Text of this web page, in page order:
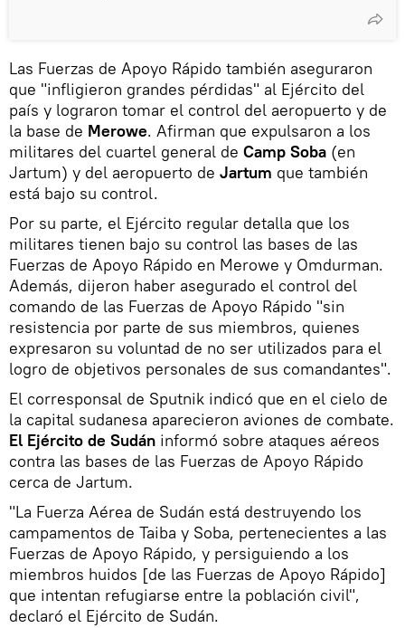
Las Fuerzas de Apoyo Rápido también aseguraron
que "infligieron grandes pérdidas" al Ejército del
país y lograron tomar el control del aeropuerto y de
la base de Merowe. Afirman que expulsaron a los
militares del cuartel general de Camp Soba (en
Jartum) y del aeropuerto de Jartum que también
está bajo su control.
Por su parte, el Ejército regular detalla que los
militares tienen bajo su control las bases de las
Fuerzas de Apoyo Rápido en Merowe y Omdurman.
Además, dijeron haber asegurado el control del
comando de las Fuerzas de Apoyo Rápido "sin
resistencia por parte de sus miembros, quienes
expresaron su voluntad de no ser utilizados para el
logro de objetivos personales de sus comandantes".
El corresponsal de Sputnik indicó que en el cielo de
la capital sudanesa aparecieron aviones de combate.
El Ejército de Sudán informó sobre ataques aéreos
contra las bases de las Fuerzas de Apoyo Rápido
cerca de Jartum.
"La Fuerza Aérea de Sudán está destruyendo los
campamentos de Taiba y Soba, pertenecientes a las
Fuerzas de Apoyo Rápido, y persiguiendo a los
miembros huidos [de las Fuerzas de Apoyo Rápido]
que intentan refugiarse entre la población civil",
declaró el Ejército de Sudán.